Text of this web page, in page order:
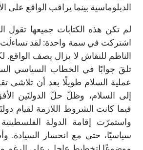
الدبلوماسية بينما يراقب الواقع على
لم تكن هذه الكتابات جميعها تقول
اشتركت في سمة واحدة: لقد تساءلَت
الناظم للنقاش لا يزال يصف الواقع.
تلقَ جوابًا في الخطاب السياسي
عملية السلام طويلًا بعد أن تلاشى
إلى السلام، وظلّ حلّ الدولتَين
فيما كانت الشروط اللازمة لقيام
واستمرّت إقامة الدولة
سياسيًا، حتى مع انحسار السيادة.